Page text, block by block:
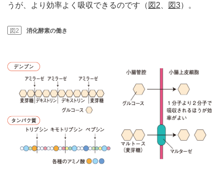
うが、より効率よく吸収できるのです（ 図2 図3）。
図2 消化酵素の働き